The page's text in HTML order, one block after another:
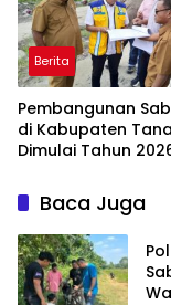
Berita
Pembangunan
di Kabupaten
Dimulai Tahun
Baca Juga